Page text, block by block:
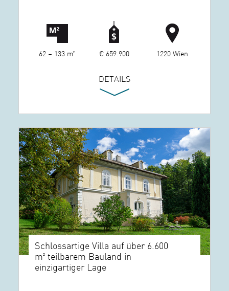
62 – 133 m² € 659.900 1220 Wien
DETAILS
Schlossartige Villa auf über 6.600
m² teilbarem Bauland in
einzigartiger Lage